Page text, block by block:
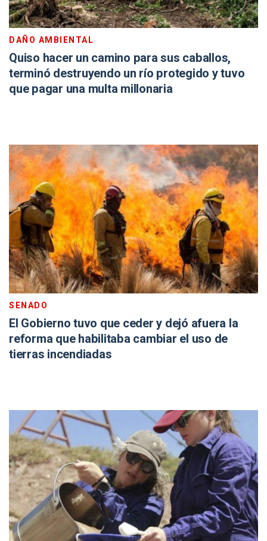
DAÑO AMBIENTAL
Quiso hacer un camino para sus caballos,
terminó destruyendo un río protegido y tuvo
que pagar una multa millonaria
SENADO
El Gobierno tuvo que ceder y dejó afuera la
reforma que habilitaba cambiar el uso de
tierras incendiadas